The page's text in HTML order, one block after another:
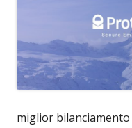
miglior